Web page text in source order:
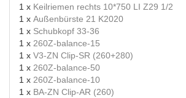
1 x Keilriemen rechts 10*750 LI Z29 1/2
1 x Außenbürste 21 K2020
1 x Schubkopf 33-36
1 x 260Z-balance-15
1 x V3-ZN Clip-SR (260+280)
1 x 260Z-balance-50
1 x 260Z-balance-10
1 x BA-ZN Clip-AR (260)